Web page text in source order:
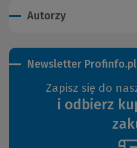
Autorzy
Newsletter Profinfo.pl
Zapisz się do
i odbierz